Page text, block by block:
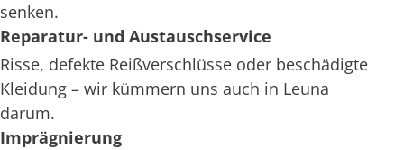
senken.
Reparatur- und Austauschservice
Risse, defekte Reißverschlüsse oder beschädigte
Kleidung – wir kümmern uns auch in Leuna
darum.
Imprägnierung